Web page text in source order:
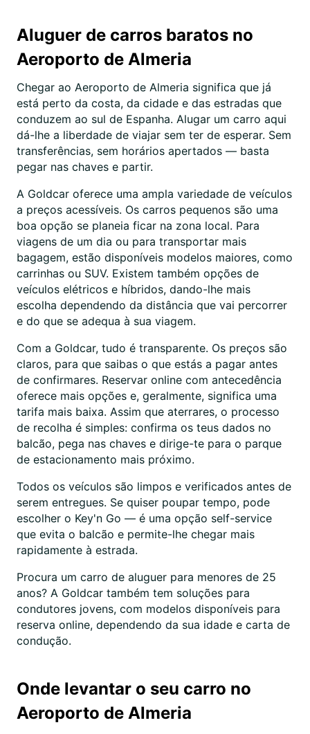
Aluguer de carros baratos no
Aeroporto de Almeria
Chegar ao Aeroporto de Almeria significa que já
está perto da costa, da cidade e das estradas que
conduzem ao sul de Espanha. Alugar um carro aqui
dá-lhe a liberdade de viajar sem ter de esperar. Sem
transferências, sem horários apertados — basta
pegar nas chaves e partir.
A Goldcar oferece uma ampla variedade de veículos
a preços acessíveis. Os carros pequenos são uma
boa opção se planeia ficar na zona local. Para
viagens de um dia ou para transportar mais
bagagem, estão disponíveis modelos maiores, como
carrinhas ou SUV. Existem também opções de
veículos elétricos e híbridos, dando-lhe mais
escolha dependendo da distância que vai percorrer
e do que se adequa à sua viagem.
Com a Goldcar, tudo é transparente. Os preços são
claros, para que saibas o que estás a pagar antes
de confirmares. Reservar online com antecedência
oferece mais opções e, geralmente, significa uma
tarifa mais baixa. Assim que aterrares, o processo
de recolha é simples: confirma os teus dados no
balcão, pega nas chaves e dirige-te para o parque
de estacionamento mais próximo.
Todos os veículos são limpos e verificados antes de
serem entregues. Se quiser poupar tempo, pode
escolher o Key'n Go — é uma opção self-service
que evita o balcão e permite-lhe chegar mais
rapidamente à estrada.
Procura um carro de aluguer para menores de 25
anos? A Goldcar também tem soluções para
condutores jovens, com modelos disponíveis para
reserva online, dependendo da sua idade e carta de
condução.
Onde levantar o seu carro no
Aeroporto de Almeria